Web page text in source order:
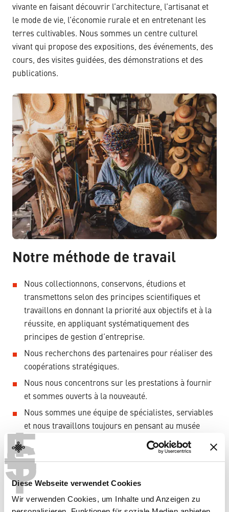
T
E
S
T
Diese Webseite verwendet Cookies
Wir verwenden Cookies, um Inhalte und Anzeigen zu
vivante en faisant découvrir l’architecture, l’artisanat et
le mode de vie, l’économie rurale et en entretenant les
terres cultivables. Nous sommes un centre culturel
vivant qui propose des expositions, des événements, des
cours, des visites guidées, des démonstrations et des
publications.
Notre méthode de travail
Nous collectionnons, conservons, étudions et
transmettons selon des principes scientifiques et
travaillons en donnant la priorité aux objectifs et à la
réussite, en appliquant systématiquement des
principes de gestion d’entreprise.
Nous recherchons des partenaires pour réaliser des
coopérations stratégiques.
Nous nous concentrons sur les prestations à fournir
et sommes ouverts à la nouveauté.
Nous sommes une équipe de spécialistes, serviables
et nous travaillons toujours en pensant au musée
dans sa globalité.
Documents complémentaires